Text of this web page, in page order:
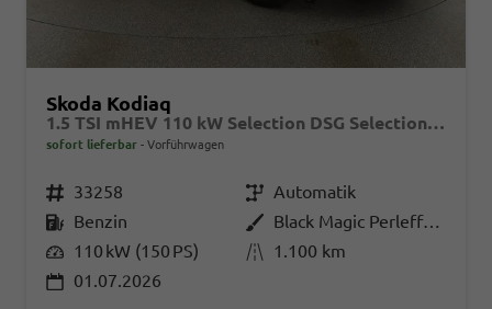
Skoda Kodiaq
1.5 TSI mHEV 110 kW Selection DSG Selection, 7-Sitzer, AHK, Navi, Side, Kamera, Winter, 4 J.- Garantie
sofort lieferbar Vorführwagen
Fahrzeugnr. 33258 GetriebeAutomatik
Kraftstoff Benzin Außenfarbe
Black Magic Perleffekt
Leistung 110 kW (150 PS) Kilometerstand 1.100 km
01.07.2026